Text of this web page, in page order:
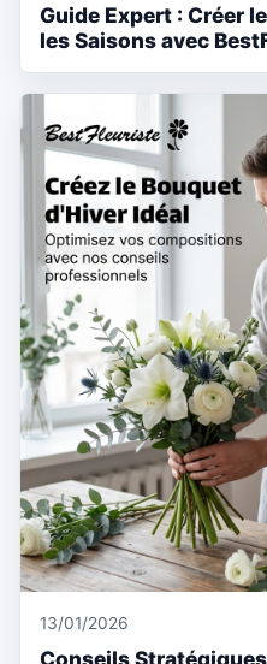
Guide Expert : Créer
les Saisons avec
13/01/2026
Conseils